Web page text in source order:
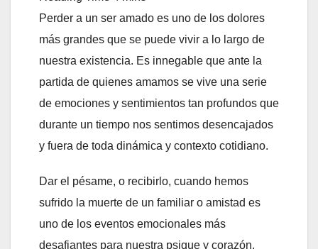
Perder a un ser amado es uno de los dolores
más grandes que se puede vivir a lo largo de
nuestra existencia. Es innegable que ante la
partida de quienes amamos se vive una serie
de emociones y sentimientos tan profundos que
durante un tiempo nos sentimos desencajados
y fuera de toda dinámica y contexto cotidiano.
Dar el pésame, o recibirlo, cuando hemos
sufrido la muerte de un familiar o amistad es
uno de los eventos emocionales más
desafiantes para nuestra psique y corazón.